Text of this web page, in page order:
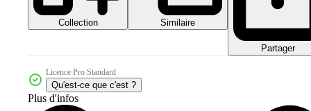
Collection Similaire
Partager
Licence Pro Standard
Qu'est-ce que c'est ?
Plus d'infos